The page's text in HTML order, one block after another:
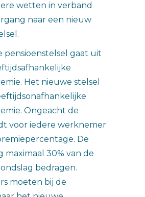
wetten in verband
naar een nieuw
pensioenstelsel gaat uit
Het nieuwe stelsel
Ongeacht de
voor iedere werknemer
De
maximaal 30% van de
bedragen.
moeten bij de